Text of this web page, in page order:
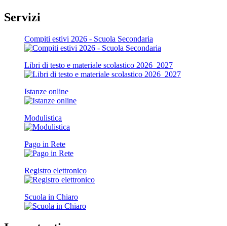
Servizi
Compiti estivi 2026 - Scuola Secondaria
Libri di testo e materiale scolastico 2026_2027
Istanze online
Modulistica
Pago in Rete
Registro elettronico
Scuola in Chiaro